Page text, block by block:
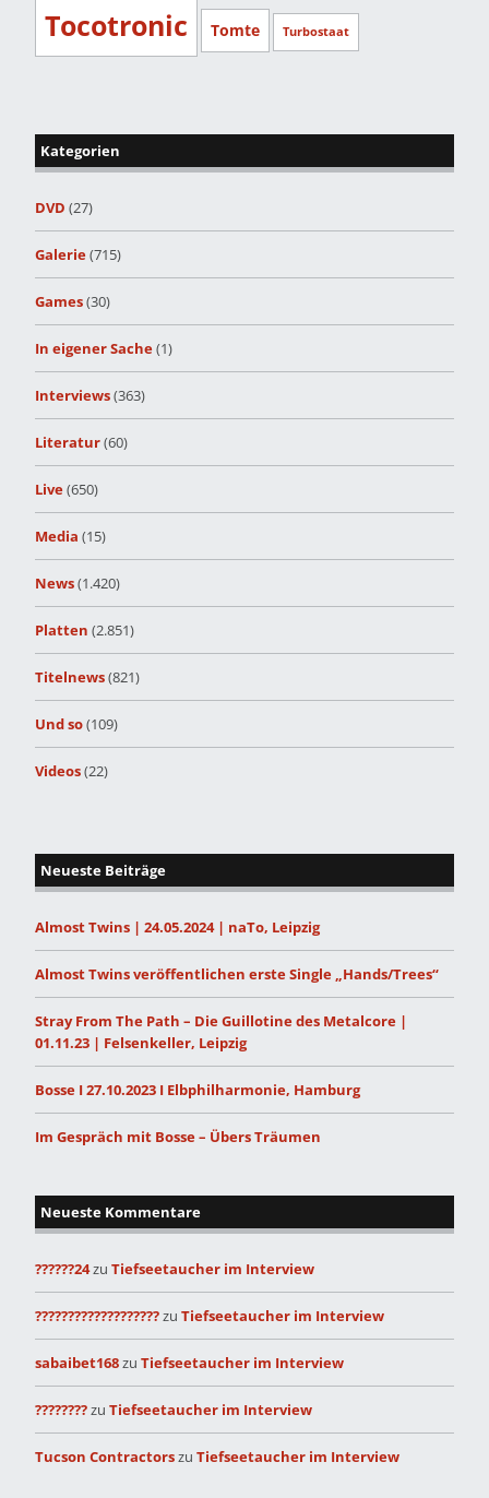
Tocotronic Tomte Turbostaat
Kategorien
DVD (27)
Galerie(715)
Games(30)
In eigener Sache(1)
Interviews(363)
Literatur(60)
Live(650)
Media (15)
News(1.420)
Platten (2.851)
Titelnews(821)
Und so(109)
Videos(22)
Neueste Beiträge
Almost Twins | 24.05.2024 | naTo, Leipzig
Almost Twins veröffentlichen erste Single „Hands/Trees“
Stray From The Path – Die Guillotine des Metalcore |
01.11.23 | Felsenkeller, Leipzig
Bosse I 27.10.2023 I Elbphilharmonie, Hamburg
Im Gespräch mit Bosse – Übers Träumen
Neueste Kommentare
??????24zu Tiefseetaucher im Interview
???????????????????zu Tiefseetaucher im Interview
sabaibet168zu Tiefseetaucher im Interview
????????zu Tiefseetaucher im Interview
Tucson Contractorszu Tiefseetaucher im Interview